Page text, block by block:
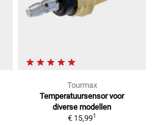
Tourmax
Temperatuursensor voor
diverse modellen
€ 15,991